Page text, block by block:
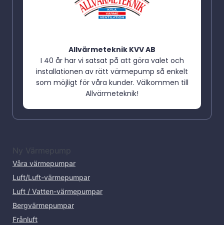
Allvärmeteknik KVV AB
I 40 år har vi satsat på att göra valet och
installationen av rätt värmepump så enkelt
som möjligt för våra kunder. Välkommen till
Allvärmeteknik!
Ny Värmepump
Våra värmepumpar
Luft/Luft-värmepumpar
Luft / Vatten-värmepumpar
Bergvärmepumpar
Frånluft